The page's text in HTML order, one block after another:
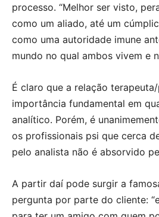
processo. “Melhor ser visto,
como um aliado, até um
como uma autoridade imune
mundo no qual ambos vivem e
É claro que a relação
importância fundamental em
analítico. Porém, é
os profissionais psi que cerca
pelo analista não é absorvido
A partir daí pode surgir a
pergunta por parte do cliente: